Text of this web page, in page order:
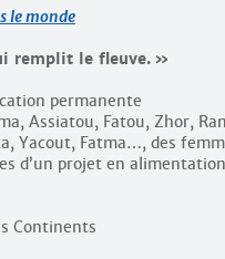
le monde
remplit le fleuve.
permanente
Assiatou, Fatou, Zhor,
Yacout, Fatma…, des
d’un projet en
Continents